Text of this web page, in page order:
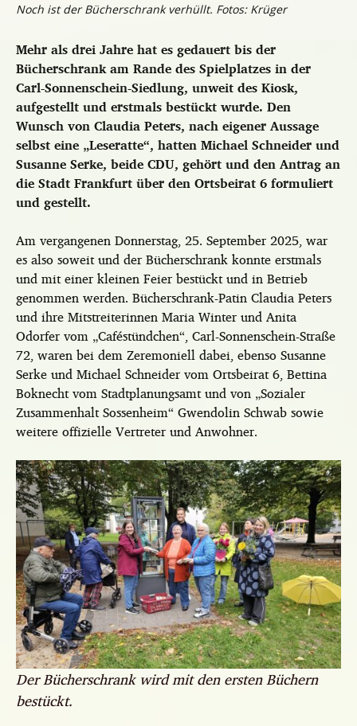
Noch ist der Bücherschrank verhüllt. Fotos: Krüger
Mehr als drei Jahre hat es gedauert bis der
Bücherschrank am Rande des Spielplatzes in der
Carl-Sonnenschein-Siedlung, unweit des Kiosk,
aufgestellt und erstmals bestückt wurde. Den
Wunsch von Claudia Peters, nach eigener Aussage
selbst eine „Leseratte“, hatten Michael Schneider und
Susanne Serke, beide CDU, gehört und den Antrag an
die Stadt Frankfurt über den Ortsbeirat 6 formuliert
und gestellt.
Am vergangenen Donnerstag, 25. September 2025, war
es also soweit und der Bücherschrank konnte erstmals
und mit einer kleinen Feier bestückt und in Betrieb
genommen werden. Bücherschrank-Patin Claudia Peters
und ihre Mitstreiterinnen Maria Winter und Anita
Odorfer vom „Caféstündchen“, Carl-Sonnenschein-Straße
72, waren bei dem Zeremoniell dabei, ebenso Susanne
Serke und Michael Schneider vom Ortsbeirat 6, Bettina
Boknecht vom Stadtplanungsamt und von „Sozialer
Zusammenhalt Sossenheim“ Gwendolin Schwab sowie
weitere offizielle Vertreter und Anwohner.
Der Bücherschrank wird mit den ersten Büchern
bestückt.